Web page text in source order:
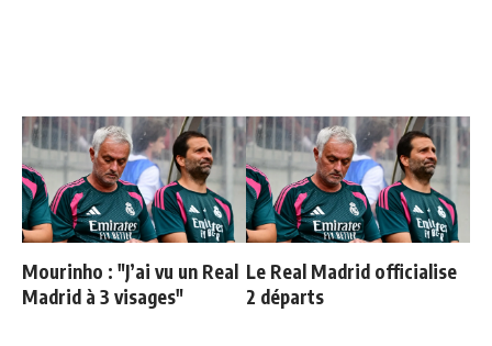
Mourinho : "J’ai vu un Real
Madrid à 3 visages"
Le Real Madrid officialise
2 départs